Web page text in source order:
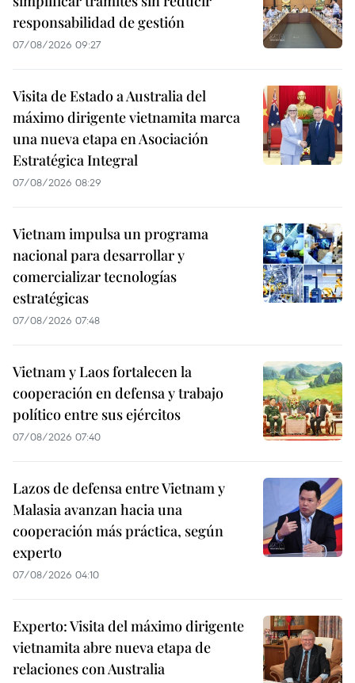
responsabilidad de gestión
07/08/2026 09:27
Visita de Estado a Australia del
máximo dirigente vietnamita marca
una nueva etapa en Asociación
Estratégica Integral
07/08/2026 08:29
Vietnam impulsa un programa
nacional para desarrollar y
comercializar tecnologías
estratégicas
07/08/2026 07:48
Vietnam y Laos fortalecen la
cooperación en defensa y trabajo
político entre sus ejércitos
07/08/2026 07:40
Lazos de defensa entre Vietnam y
Malasia avanzan hacia una
cooperación más práctica, según
experto
07/08/2026 04:10
Experto: Visita del máximo dirigente
vietnamita abre nueva etapa de
relaciones con Australia